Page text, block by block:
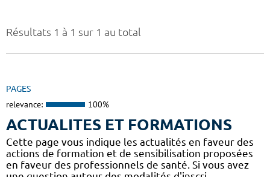
Résultats 1 à 1 sur 1 au total
PAGES
relevance: 100%
ACTUALITES ET FORMATIONS
Cette page vous indique les actualités en faveur des
actions de formation et de sensibilisation proposées
en faveur des professionnels de santé. Si vous avez